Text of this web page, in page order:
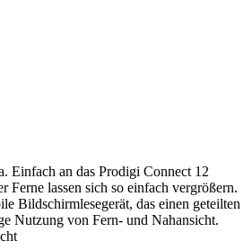
Einfach an das Prodigi Connect 12
Ferne lassen sich so einfach vergrößern.
Bildschirmlesegerät, das einen geteilten
Nutzung von Fern- und Nahansicht.